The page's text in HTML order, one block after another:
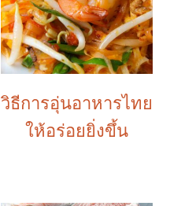
วิธีการอุ่นอาหารไทย
ให้อร่อยยิ่งขึ้น